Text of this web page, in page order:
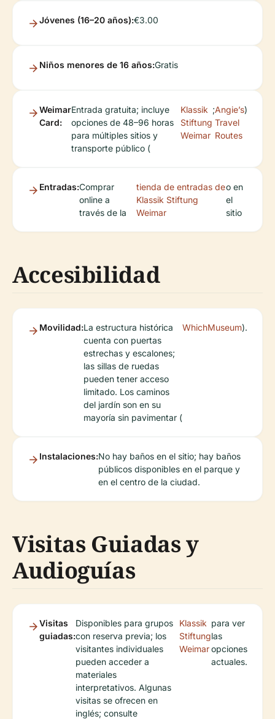
Jóvenes (16–20 años):€3.00
Niños menores de 16 años:Gratis
Weimar
Card:
Entrada gratuita; incluye
opciones de 48–96 horas
para múltiples sitios y
transporte público (
Klassik
Stiftung
Weimar
;Angie’s
Travel
Routes
)
Entradas:Comprar
online a
través de la
tienda de entradas de
Klassik Stiftung
Weimar
o en
el
sitio
Accesibilidad
Movilidad:La estructura histórica
cuenta con puertas
estrechas y escalones;
las sillas de ruedas
pueden tener acceso
limitado. Los caminos
del jardín son en su
mayoría sin pavimentar (
WhichMuseum).
Instalaciones:No hay baños en el sitio; hay baños
públicos disponibles en el parque y
en el centro de la ciudad.
Visitas Guiadas y
Audioguías
Visitas
guiadas:
Disponibles para grupos
con reserva previa; los
visitantes individuales
pueden acceder a
materiales
interpretativos. Algunas
visitas se ofrecen en
inglés; consulte
Klassik
Stiftung
Weimar
para ver
las
opciones
actuales.